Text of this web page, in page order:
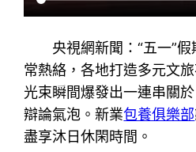
央視網新聞：“五一”
常熱絡，各地打造多元文
光束瞬間爆發出一連串關
辯論氣泡。新業包養俱樂部
盡享沐日休閑時間。